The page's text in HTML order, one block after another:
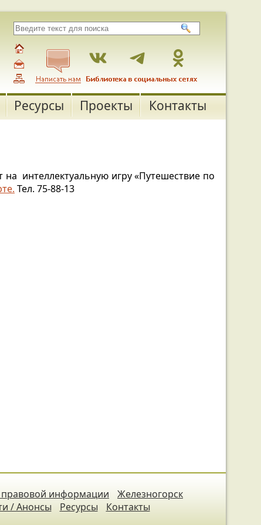
Ресурсы Проекты Контакты
интеллектуальную игру «Путешествие по
Тел. 75-88-13
информации
Железногорск
/ Анонсы Ресурсы Контакты